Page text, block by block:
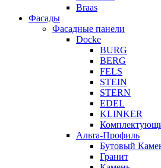
Braas
Фасады
Фасадные панели
Docke
BURG
BERG
FELS
STEIN
STERN
EDEL
KLINKER
Альта-Профиль
Бутовый
Гранит